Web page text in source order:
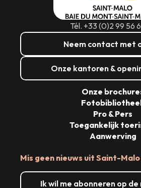
Tél. +33 (0)2 99 56
Neem contact met
Onze kantoren &
Mis geen nieuws uit Saint-Malo
Ik wil me abonneren op
Onze
Pro & Pers
Toegankelijk
Aanwerving